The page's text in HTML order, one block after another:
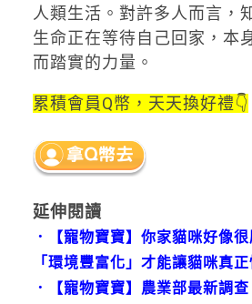
人類生活。對許多人而言，
生命正在等待自己回家，本
而踏實的力量。
累積會員Q幣，天天換好禮👇
延伸閱讀
．
【寵物寶寶】你家貓咪好像
「環境豐富化」才能讓貓咪真
．
【寵物寶寶】農業部最新調